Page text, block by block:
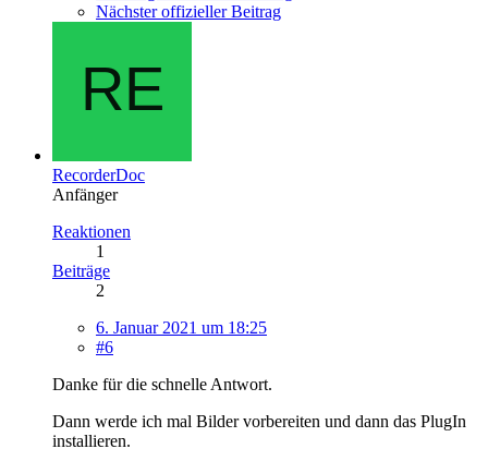
Nächster offizieller Beitrag
RecorderDoc
Anfänger
Reaktionen
1
Beiträge
2
6. Januar 2021 um 18:25
#6
Danke für die schnelle Antwort.
Dann werde ich mal Bilder vorbereiten und dann das PlugIn
installieren.